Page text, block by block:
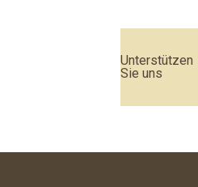
Unterstützen
Sie uns